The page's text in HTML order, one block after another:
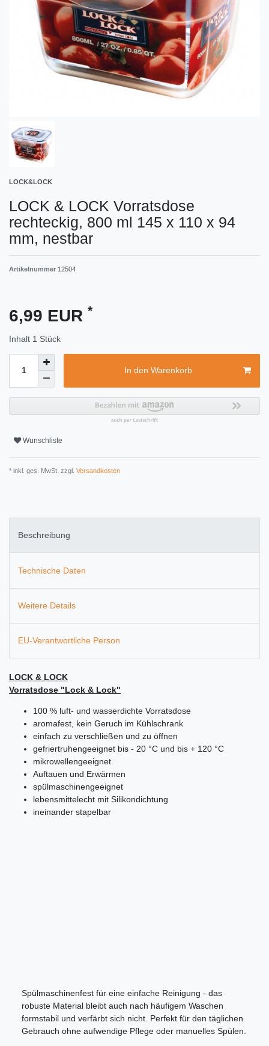
LOCK&LOCK
LOCK & LOCK Vorratsdose
rechteckig, 800 ml 145 x 110 x 94
mm, nestbar
Artikelnummer 12504
6,99 EUR *
Inhalt 1 Stück
In den Warenkorb
Wunschliste
* inkl. ges. MwSt. zzgl. Versandkosten
Beschreibung
Technische Daten
Weitere Details
EU-Verantwortliche Person
LOCK & LOCK
Vorratsdose "Lock & Lock"
100 % luft- und wasserdichte Vorratsdose
aromafest, kein Geruch im Kühlschrank
einfach zu verschließen und zu öffnen
gefriertruhengeeignet bis - 20 °C und bis + 120 °C
mikrowellengeeignet
Auftauen und Erwärmen
spülmaschinengeeignet
lebensmittelecht mit Silikondichtung
ineinander stapelbar
Spülmaschinenfest für eine einfache Reinigung - das
robuste Material bleibt auch nach häufigem Waschen
formstabil und verfärbt sich nicht. Perfekt für den täglichen
Gebrauch ohne aufwendige Pflege oder manuelles Spülen.